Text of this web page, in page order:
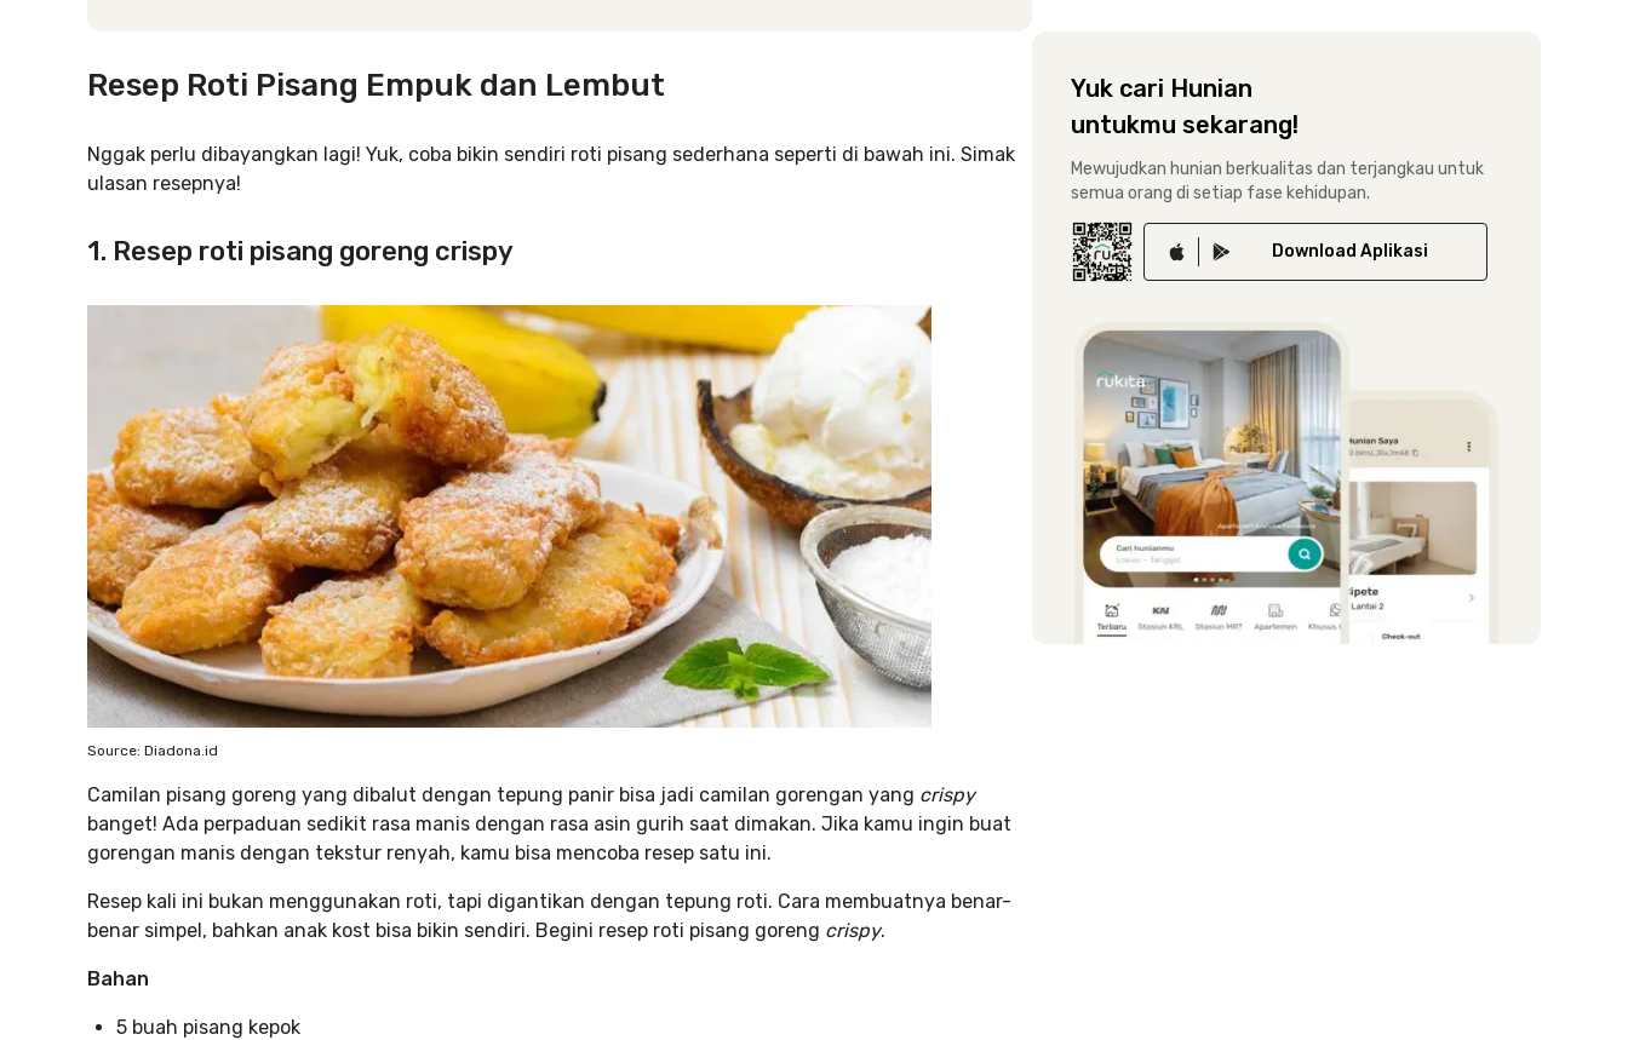
Resep Roti Pisang Empuk dan Lembut
Nggak perlu dibayangkan lagi! Yuk, coba bikin sendiri roti pisang sederhana seperti di bawah ini. Simak
ulasan resepnya!
1. Resep roti pisang goreng crispy
Source: Diadona.id
Camilan pisang goreng yang dibalut dengan tepung panir bisa jadi camilan gorengan yang crispy
banget! Ada perpaduan sedikit rasa manis dengan rasa asin gurih saat dimakan. Jika kamu ingin buat
gorengan manis dengan tekstur renyah, kamu bisa mencoba resep satu ini.
Resep kali ini bukan menggunakan roti, tapi digantikan dengan tepung roti. Cara membuatnya benar-
benar simpel, bahkan anak kost bisa bikin sendiri. Begini resep roti pisang goreng crispy.
Bahan
5 buah pisang kepok
Yuk cari Hunian
untukmu sekarang!
Mewujudkan hunian berkualitas dan terjangkau untuk
semua orang di setiap fase kehidupan.
Download Aplikasi